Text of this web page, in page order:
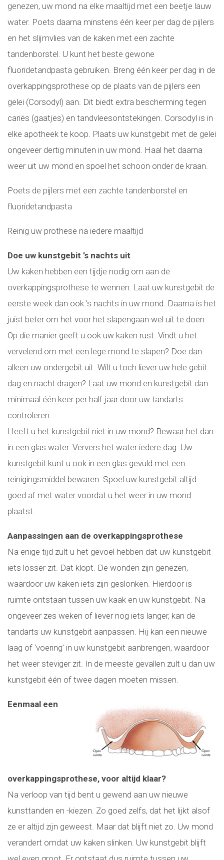
genezen, uw mond na elke maaltijd met een beetje lauw
water. Poets daarna minstens één keer per dag de pijlers
en het slijmvlies van de kaken met een zachte
tandenborstel. U kunt het beste gewone
fluoridetandpasta gebruiken. Breng één keer per dag in de
overkappingsprothese op de plaats van de pijlers een
gelei (Corsodyl) aan. Dit biedt extra bescherming tegen
cariës (gaatjes) en tandvleesontstekingen. Corsodyl is in
elke apotheek te koop. Plaats uw kunstgebit met de gelei
ongeveer dertig minuten in uw mond. Haal het daarna
weer uit uw mond en spoel het schoon onder de kraan.
Poets de pijlers met een zachte tandenborstel en
fluoridetandpasta
Reinig uw prothese na iedere maaltijd
Doe uw kunstgebit ’s nachts uit
Uw kaken hebben een tijdje nodig om aan de
overkappingsprothese te wennen. Laat uw kunstgebit de
eerste week dan ook ’s nachts in uw mond. Daarna is het
juist beter om het voor het slapengaan wel uit te doen.
Op die manier geeft u ook uw kaken rust. Vindt u het
vervelend om met een lege mond te slapen? Doe dan
alleen uw ondergebit uit. Wilt u toch liever uw hele gebit
dag en nacht dragen? Laat uw mond en kunstgebit dan
minimaal één keer per half jaar door uw tandarts
controleren.
Heeft u het kunstgebit niet in uw mond? Bewaar het dan
in een glas water. Ververs het water iedere dag. Uw
kunstgebit kunt u ook in een glas gevuld met een
reinigingsmiddel bewaren. Spoel uw kunstgebit altijd
goed af met water voordat u het weer in uw mond
plaatst.
Aanpassingen aan de overkappingsprothese
Na enige tijd zult u het gevoel hebben dat uw kunstgebit
iets losser zit. Dat klopt. De wonden zijn genezen,
waardoor uw kaken iets zijn geslonken. Hierdoor is
ruimte ontstaan tussen uw kaak en uw kunstgebit. Na
ongeveer zes weken of liever nog iets langer, kan de
tandarts uw kunstgebit aanpassen. Hij kan een nieuwe
laag of ‘voering’ in uw kunstgebit aanbrengen, waardoor
het weer steviger zit. In de meeste gevallen zult u dan uw
kunstgebit één of twee dagen moeten missen.
Eenmaal een
overkappingsprothese, voor altijd klaar?
Na verloop van tijd bent u gewend aan uw nieuwe
kunsttanden en -kiezen. Zo goed zelfs, dat het lijkt alsof
ze er altijd zijn geweest. Maar dat blijft niet zo. Uw mond
verandert omdat uw kaken slinken. Uw kunstgebit blijft